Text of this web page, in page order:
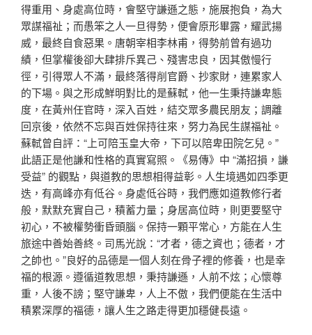
得重用、身處高位時，會堅守謙遜之態，施展抱負，為大
眾謀福祉；而愚笨之人一旦得勢，便會原形畢露，耀武揚
威，最終自食惡果。唐朝宰相李林甫，得勢前曾有過功
績，但掌權後卻大肆排斥異己、殘害忠良，因其傲慢行
徑，引得眾人不滿，最終落得削官爵、抄家財，連累家人
的下場。與之形成鮮明對比的是蘇軾，他一生秉持謙卑態
度，在黃州任官時，深入百姓，結交眾多農民朋友；調離
回京後，依然不忘與百姓保持往來，努力為民生謀福祉。
蘇軾曾自評：“上可陪玉皇大帝，下可以陪卑田院乞兒。”
此語正是他謙和性格的真實寫照。《易傳》中 “滿招損，謙
受益” 的觀點，與道教的思想相得益彰。人生境遇如四季更
迭，有高峰亦有低谷。身處低谷時，我們應如道教修行者
般，默默充實自己，積蓄力量；身居高位時，則更要堅守
初心，不被權勢衝昏頭腦。保持一顆平常心，方能在人生
旅途中善始善終。司馬光說：“才者，德之資也；德者，才
之帥也。”良好的品德是一個人刻在骨子裡的修養，也是幸
福的根源。遵循道教思想，秉持謙遜，人前不炫；心懷尊
重，人後不謗；堅守謙卑，人上不傲，我們便能在生活中
積累深厚的福德，讓人生之路走得更加穩健長遠。